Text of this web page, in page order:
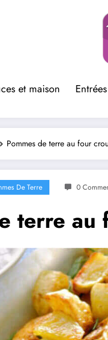
et maison Entrées
Pommes de terre au four
De Terre 0
terre